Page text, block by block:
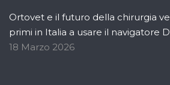
Ortovet e il futuro della chirurgia
primi in Italia a usare il navigatore
18 Marzo 2026